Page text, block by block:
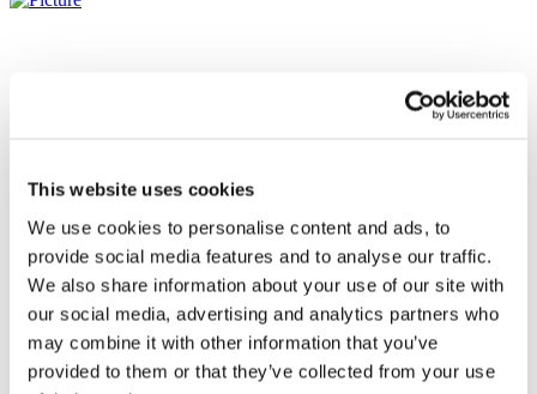
This website uses cookies
We use cookies to personalise content and ads, to
provide social media features and to analyse our traffic.
We also share information about your use of our site with
our social media, advertising and analytics partners who
may combine it with other information that you’ve
provided to them or that they’ve collected from your use
Alle